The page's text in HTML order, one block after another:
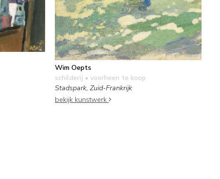
Wim Oepts
schilderij • voorheen te koop
Stadspark, Zuid-Frankrijk
bekijk kunstwerk